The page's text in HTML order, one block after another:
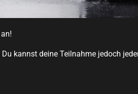
kannst deine Teilnahme jedoch